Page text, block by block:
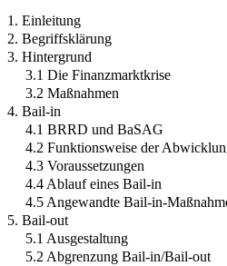
1. Einleitung
2. Begriffsklärung
3. Hintergrund
3.1 Die Finanzmarktkrise
3.2 Maßnahmen
4. Bail-in
4.1 BRRD und BaSAG
4.2 Funktionsweise der
4.3 Voraussetzungen
4.4 Ablauf eines Bail-in
4.5 Angewandte Bail-in-
5. Bail-out
5.1 Ausgestaltung
5.2 Abgrenzung Bail-in/Bail-out